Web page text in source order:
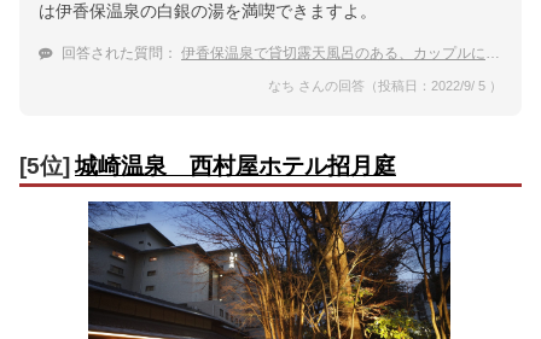
は伊香保温泉の白銀の湯を満喫できますよ。
回答された質問： 伊香保温泉で貸切露天風呂のある、カップルにおすすめの宿は？
なち さんの回答（投稿日：2022/9/ 5 ）
[5位] 城崎温泉 西村屋ホテル招月庭